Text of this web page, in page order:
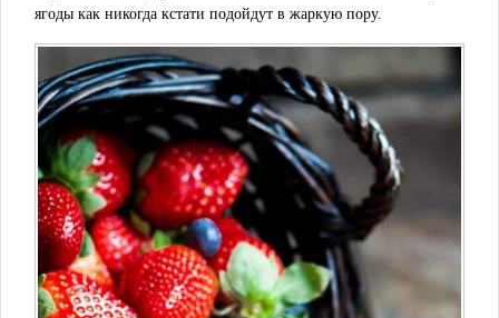
ягоды как никогда кстати подойдут в жаркую пору.